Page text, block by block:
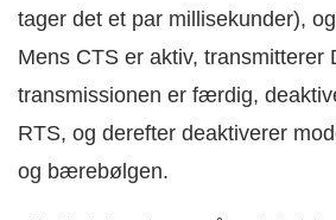
tager det et par millisekunder),
Mens CTS er aktiv, transmitterer
transmissionen er færdig,
RTS, og derefter deaktiverer
og bærebølgen.